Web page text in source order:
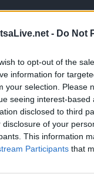
- Do Not
to opt-out of the
information for
your selection. Please
seeing interest-
disclosed to third
disclosure of your
This information
Participants that